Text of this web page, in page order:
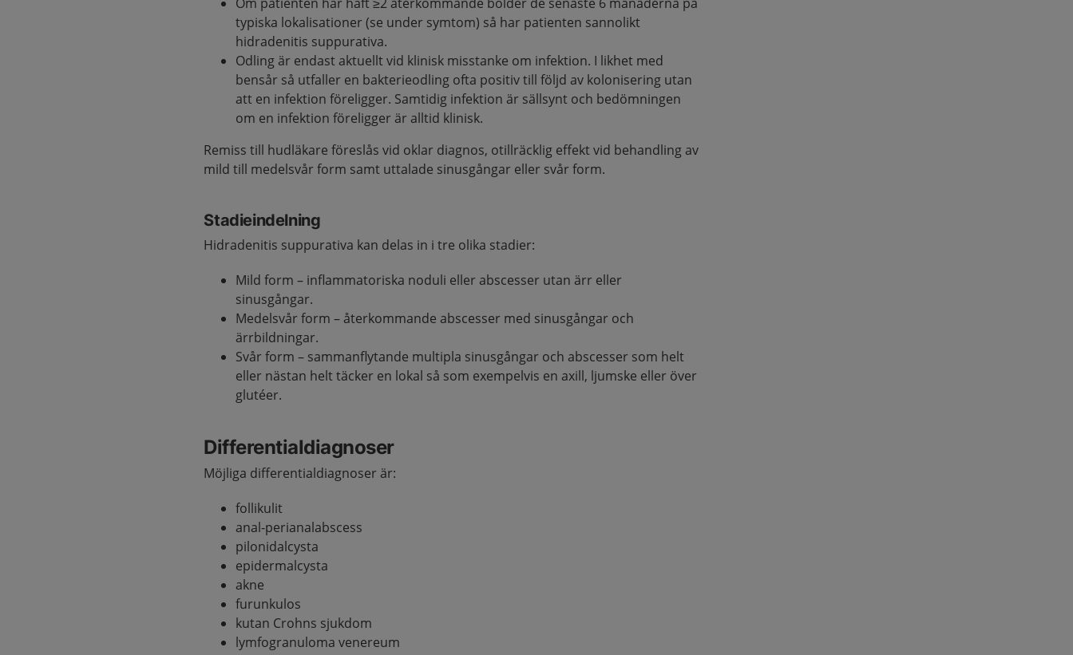
typiska lokalisationer (se under symtom) så har patienten sannolikt
hidradenitis suppurativa.
Odling är endast aktuellt vid klinisk misstanke om infektion. I likhet med
bensår så utfaller en bakterieodling ofta positiv till följd av kolonisering utan
att en infektion föreligger. Samtidig infektion är sällsynt och bedömningen
om en infektion föreligger är alltid klinisk.
Remiss till hudläkare föreslås vid oklar diagnos, otillräcklig effekt vid behandling av
mild till medelsvår form samt uttalade sinusgångar eller svår form.
Stadieindelning
Hidradenitis suppurativa kan delas in i tre olika stadier:
Mild form – inflammatoriska noduli eller abscesser utan ärr eller
sinusgångar.
Medelsvår form – återkommande abscesser med sinusgångar och
ärrbildningar.
Svår form – sammanflytande multipla sinusgångar och abscesser som helt
eller nästan helt täcker en lokal så som exempelvis en axill, ljumske eller över
glutéer.
Differentialdiagnoser
Möjliga differentialdiagnoser är:
follikulit
anal-perianalabscess
pilonidalcysta
epidermalcysta
akne
furunkulos
kutan Crohns sjukdom
lymfogranuloma venereum